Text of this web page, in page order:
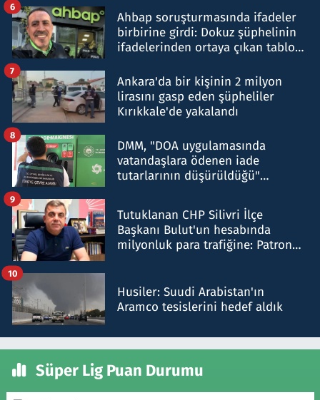
Ahbap soruşturmasında ifadeler
birbirine girdi: Dokuz şüphelinin
ifadelerinden ortaya çıkan tablo
6
Ankara'da bir kişinin 2 milyon
lirasını gasp eden şüpheliler
Kırıkkale'de yakalandı
7
DMM, "DOA uygulamasında
vatandaşlara ödenen iade
tutarlarının düşürüldüğü"
8
Tutuklanan CHP Silivri İlçe
Başkanı Bulut'un hesabında
milyonluk para trafiğine: Patron
9
Husiler: Suudi Arabistan'ın
Aramco tesislerini hedef aldık
10
Süper Lig Puan Durumu